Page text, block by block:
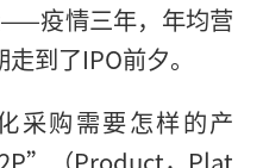
疫情三年，年均营
到了IPO前夕。
采购需要怎样的产